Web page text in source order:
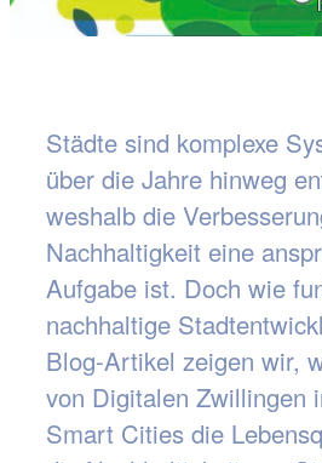
Städte sind komplexe
über die Jahre hinweg
weshalb die
Nachhaltigkeit eine
Aufgabe ist. Doch wie
nachhaltige
Blog-Artikel zeigen wir,
von Digitalen Zwillingen
Smart Cities die